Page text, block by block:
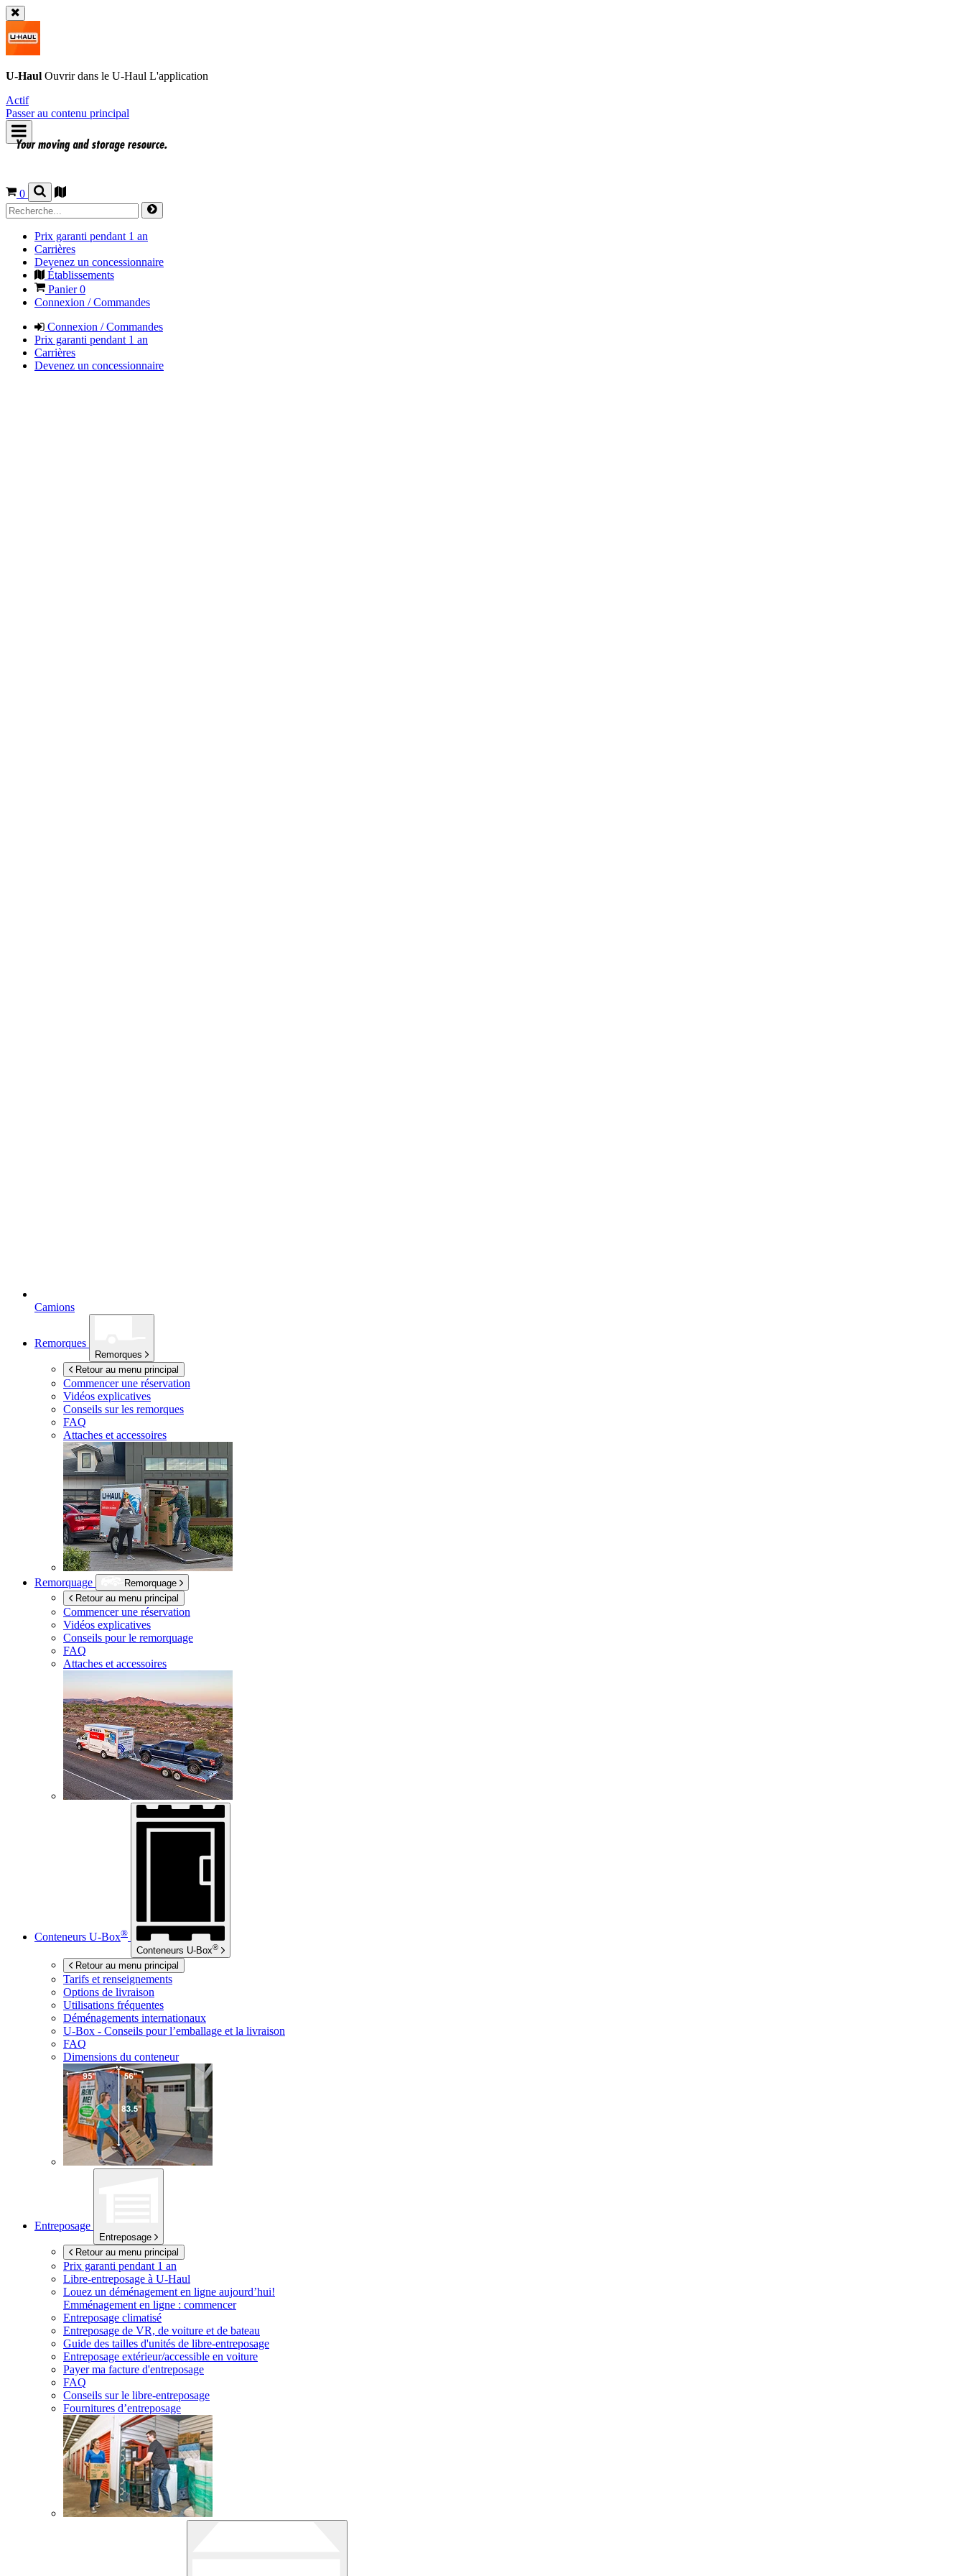
U-Haul Ouvrir dans le U-Haul L'application
Actif
Passer au contenu principal
0
Prix garanti pendant 1 an
Carrières
Devenez un concessionnaire
Établissements
Panier0
Connexion / Commandes
Connexion / Commandes
Prix garanti pendant 1 an
Carrières
Devenez un concessionnaire
Camions
Remorques
Remorques
Retour au menu principal
Commencer une réservation
Vidéos explicatives
Conseils sur les remorques
FAQ
Attaches et accessoires
Remorquage
Remorquage
Retour au menu principal
Commencer une réservation
Vidéos explicatives
Conseils pour le remorquage
FAQ
Attaches et accessoires
Conteneurs U-Box®
Conteneurs U-Box®
Retour au menu principal
Tarifs et renseignements
Options de livraison
Utilisations fréquentes
Déménagements internationaux
U-Box - Conseils pour l’emballage et la livraison
FAQ
Dimensions du conteneur
Entreposage
Entreposage
Retour au menu principal
Prix garanti pendant 1 an
Libre-entreposage à U-Haul
Louez un déménagement en ligne aujourd’hui!
Emménagement en ligne : commencer
Entreposage climatisé
Entreposage de VR, de voiture et de bateau
Guide des tailles d'unités de libre-entreposage
Entreposage extérieur/accessible en voiture
Payer ma facture d'entreposage
FAQ
Conseils sur le libre-entreposage
Fournitures d’entreposage